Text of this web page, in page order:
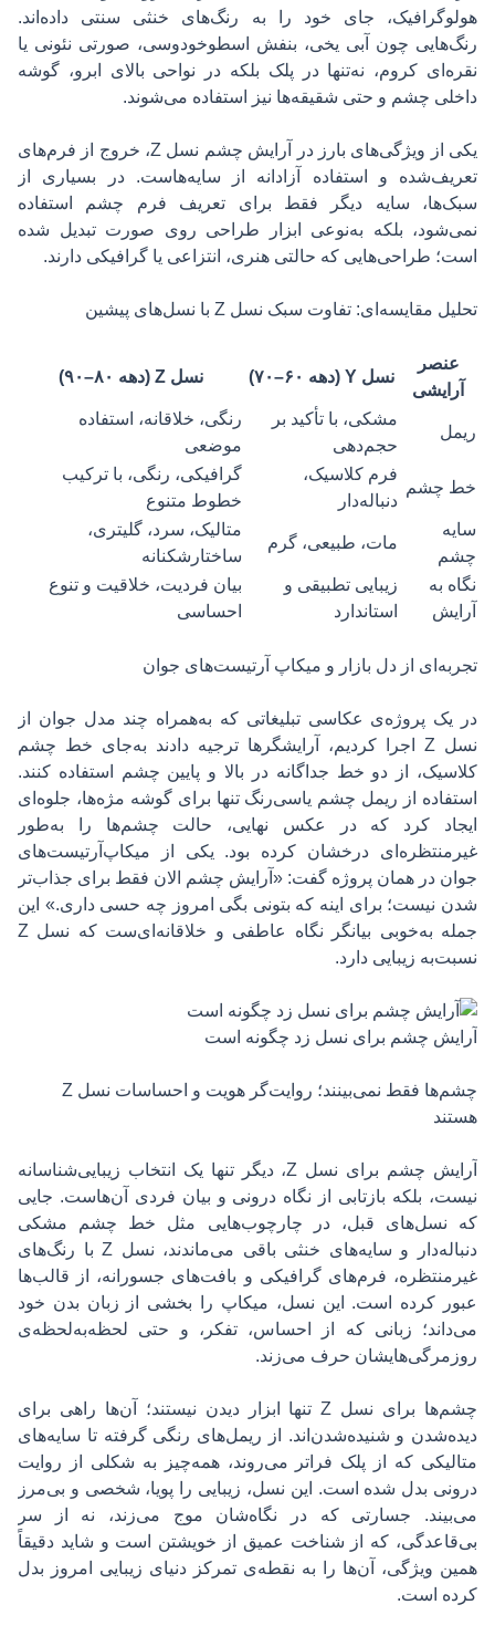
هولوگرافیک، جای خود را به رنگ‌های خنثی سنتی داده‌اند.
رنگ‌هایی چون آبی یخی، بنفش اسطوخودوسی، صورتی نئونی یا
نقره‌ای کروم، نه‌تنها در پلک بلکه در نواحی بالای ابرو، گوشه
داخلی چشم و حتی شقیقه‌ها نیز استفاده می‌شوند.
یکی از ویژگی‌های بارز در آرایش چشم نسل Z، خروج از فرم‌های
تعریف‌شده و استفاده آزادانه از سایه‌هاست. در بسیاری از
سبک‌ها، سایه دیگر فقط برای تعریف فرم چشم استفاده
نمی‌شود، بلکه به‌نوعی ابزار طراحی روی صورت تبدیل شده
است؛ طراحی‌هایی که حالتی هنری، انتزاعی یا گرافیکی دارند.
تحلیل مقایسه‌ای: تفاوت سبک نسل Z با نسل‌های پیشین
عنصر
آرایشی
نسل Y (دهه ۶۰–۷۰) نسل Z (دهه ۸۰–۹۰)
ریمل
مشکی، با تأکید بر
حجم‌دهی
رنگی، خلاقانه، استفاده
موضعی
خط چشم
فرم کلاسیک،
دنباله‌دار
گرافیکی، رنگی، با ترکیب
خطوط متنوع
سایه
چشم
مات، طبیعی، گرم
متالیک، سرد، گلیتری،
ساختارشکنانه
نگاه به
آرایش
زیبایی تطبیقی و
استاندارد
بیان فردیت، خلاقیت و تنوع
احساسی
تجربه‌ای از دل بازار و میکاپ آرتیست‌های جوان
در یک پروژه‌ی عکاسی تبلیغاتی که به‌همراه چند مدل جوان از
نسل Z اجرا کردیم، آرایشگرها ترجیه دادند به‌جای خط چشم
کلاسیک، از دو خط جداگانه در بالا و پایین چشم استفاده کنند.
استفاده از ریمل چشم یاسی‌رنگ تنها برای گوشه مژه‌ها، جلوه‌ای
ایجاد کرد که در عکس نهایی، حالت چشم‌ها را به‌طور
غیرمنتظره‌ای درخشان کرده بود. یکی از میکاپ‌آرتیست‌های
جوان در همان پروژه گفت: «آرایش چشم الان فقط برای جذاب‌تر
شدن نیست؛ برای اینه که بتونی بگی امروز چه حسی داری.» این
جمله به‌خوبی بیانگر نگاه عاطفی و خلاقانه‌ای‌ست که نسل Z
نسبت‌به زیبایی دارد.
آرایش چشم برای نسل زد چگونه است
چشم‌ها فقط نمی‌بینند؛ روایت‌گر هویت و احساسات نسل Z
هستند
آرایش چشم برای نسل Z، دیگر تنها یک انتخاب زیبایی‌شناسانه
نیست، بلکه بازتابی از نگاه درونی و بیان فردی آن‌هاست. جایی
که نسل‌های قبل، در چارچوب‌هایی مثل خط چشم مشکی
دنباله‌دار و سایه‌های خنثی باقی می‌ماندند، نسل Z با رنگ‌های
غیرمنتظره، فرم‌های گرافیکی و بافت‌های جسورانه، از قالب‌ها
عبور کرده است. این نسل، میکاپ را بخشی از زبان بدن خود
می‌داند؛ زبانی که از احساس، تفکر، و حتی لحظه‌به‌لحظه‌ی
روزمرگی‌هایشان حرف می‌زند.
چشم‌ها برای نسل Z تنها ابزار دیدن نیستند؛ آن‌ها راهی برای
دیده‌شدن و شنیده‌شدن‌اند. از ریمل‌های رنگی گرفته تا سایه‌های
متالیکی که از پلک فراتر می‌روند، همه‌چیز به شکلی از روایت
درونی بدل شده است. این نسل، زیبایی را پویا، شخصی و بی‌مرز
می‌بیند. جسارتی که در نگاه‌شان موج می‌زند، نه از سر
بی‌قاعدگی، که از شناخت عمیق از خویشتن است و شاید دقیقاً
همین ویژگی، آن‌ها را به نقطه‌ی تمرکز دنیای زیبایی امروز بدل
کرده است.